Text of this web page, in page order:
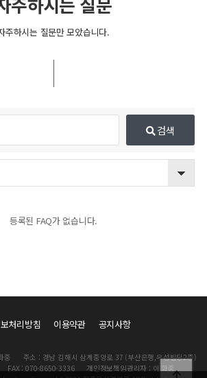
주하시는 질문만 모았습니다.
검색
등록된 FAQ가 없습니다.
처리방침 이용약관 공지사항
중
주소 : 경남 김해시 삼계중앙로 37 (부산은행,우성빌딩2층)
FAX : 070-8650-3336
개인정보책임관리자 : 이 화중